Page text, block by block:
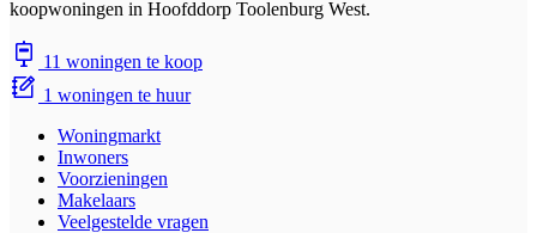
koopwoningen in Hoofddorp Toolenburg West.
11 woningen te koop
1 woningen te huur
Woningmarkt
Inwoners
Voorzieningen
Makelaars
Veelgestelde vragen